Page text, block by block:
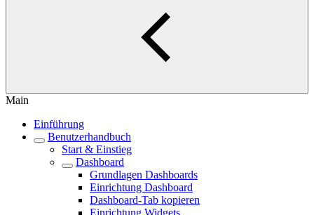
Main
Einführung
Benutzerhandbuch
Start & Einstieg
Dashboard
Grundlagen Dashboards
Einrichtung Dashboard
Dashboard-Tab kopieren
Einrichtung Widgets